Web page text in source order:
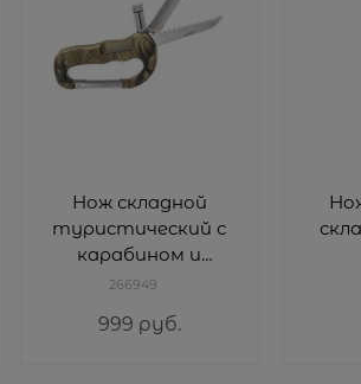
Нож складной
туристический с
карабином и
фонариком L9 W5
266949
999 руб.